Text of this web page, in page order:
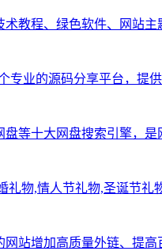
教程、绿色软件、网站
专业的源码分享平台，提
等十大网盘搜索引擎，是
礼物,情人节礼物,圣诞节礼
站增加高质量外链、提